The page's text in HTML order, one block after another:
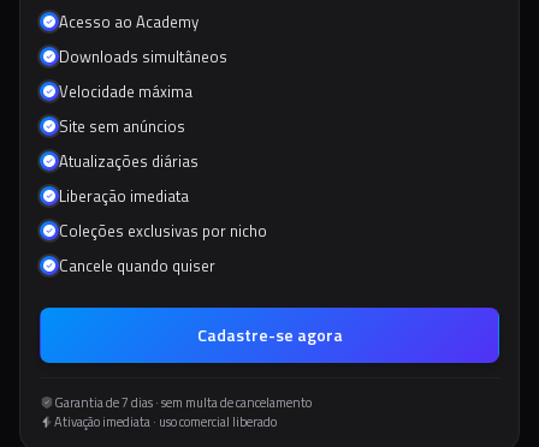
Acesso ao Academy
Downloads simultâneos
Velocidade máxima
Site sem anúncios
Atualizações diárias
Liberação imediata
Coleções exclusivas por nicho
Cancele quando quiser
Cadastre-se agora
Garantia de 7 dias · sem multa de cancelamento
Ativação imediata · uso comercial liberado